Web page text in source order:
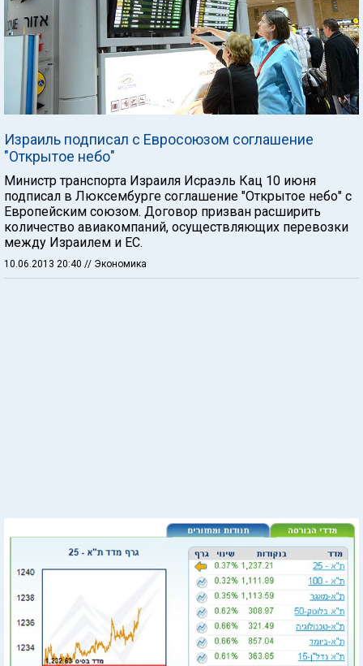
Израиль подписал с Евросоюзом соглашение
"Открытое небо"
Министр транспорта Израиля Исраэль Кац 10 июня
подписал в Люксембурге соглашение "Открытое небо" с
Европейским союзом. Договор призван расширить
количество авиакомпаний, осуществляющих перевозки
между Израилем и ЕС.
10.06.2013 20:40 // Экономика